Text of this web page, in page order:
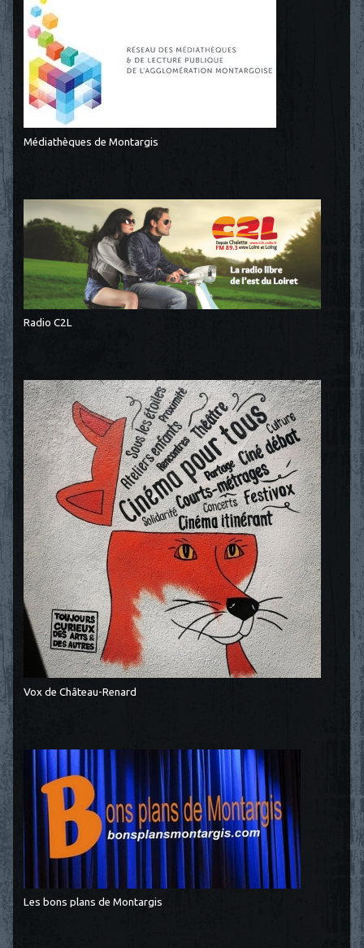
Médiathèques de Montargis
Radio C2L
Vox de Château-Renard
Les bons plans de Montargis